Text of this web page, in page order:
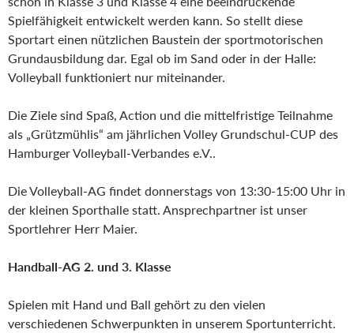
Spielfähigkeit entwickelt werden kann. So stellt diese
Sportart einen nützlichen Baustein der sportmotorischen
Grundausbildung dar. Egal ob im Sand oder in der Halle:
Volleyball funktioniert nur miteinander.
Die Ziele sind Spaß, Action und die mittelfristige Teilnahme
als „Grützmühlis“ am jährlichen Volley Grundschul-CUP des
Hamburger Volleyball-Verbandes e.V..
Die Volleyball-AG findet donnerstags von 13:30-15:00 Uhr in
der kleinen Sporthalle statt. Ansprechpartner ist unser
Sportlehrer Herr Maier.
Handball-AG 2. und 3. Klasse
Spielen mit Hand und Ball gehört zu den vielen
verschiedenen Schwerpunkten in unserem Sportunterricht.